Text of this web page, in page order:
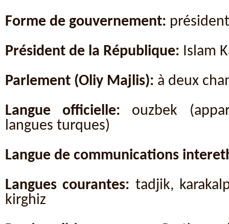
Forme de gouvernement:
Président de la République: Islam
Parlement (Oliy Majlis): à deux
Langue officielle: ouzbek
langues turques)
Langue de communications
Langues courantes: tadjik,
kirghiz